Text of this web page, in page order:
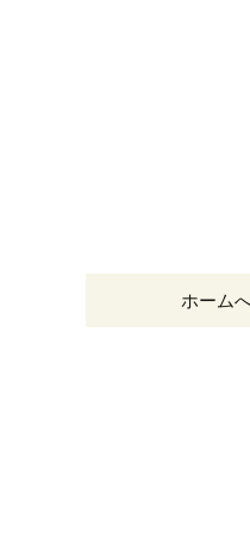
コンテン
ホーム